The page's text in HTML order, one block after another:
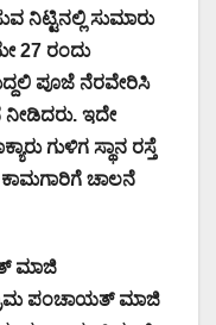
ನಿಟ್ಟಿನಲ್ಲಿ ಸುಮಾರು
27 ರಂದು
ಪೂಜೆ ನೆರವೇರಿಸಿ
ಇದೇ
ಗುಳಿಗ ಸ್ಥಾನ ರಸ್ತೆ
ಚಾಲನೆ
ಮಾಜಿ
ಪಂಚಾಯತ್ ಮಾಜಿ